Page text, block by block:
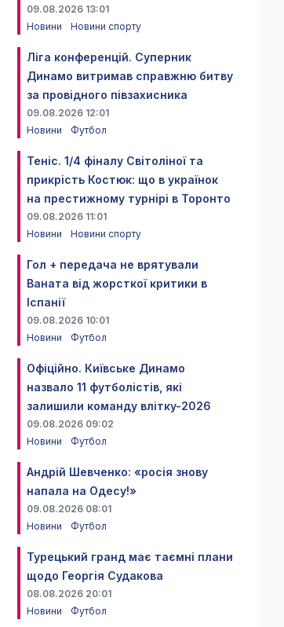
09.08.2026 13:01
Новини
Новини спорту
Ліга конференцій. Суперник
Динамо витримав справжню битву
за провідного півзахисника
09.08.2026 12:01
Новини
Футбол
Теніс. 1/4 фіналу Світоліної та
прикрість Костюк: що в українок
на престижному турнірі в Торонто
09.08.2026 11:01
Новини
Новини спорту
Гол + передача не врятували
Ваната від жорсткої критики в
Іспанії
09.08.2026 10:01
Новини
Футбол
Офіційно. Київське Динамо
назвало 11 футболістів, які
залишили команду влітку-2026
09.08.2026 09:02
Новини
Футбол
Андрій Шевченко: «росія знову
напала на Одесу!»
09.08.2026 08:01
Новини
Футбол
Турецький гранд має таємні плани
щодо Георгія Судакова
08.08.2026 20:01
Новини
Футбол